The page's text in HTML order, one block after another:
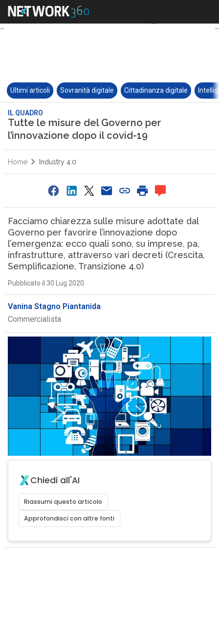
Ultimi articoli Sovranità digitale Cittadinanza digitale
IL QUADRO
Tutte le misure del Governo per
l’innovazione dopo il covid-19
Home Industry 4.0
Facciamo chiarezza sulle misure adottate dal
Governo per favorire l’innovazione dopo
l’emergenza: ecco quali sono, su imprese, pa,
infrastrutture, attraverso vari decreti (Crescita,
Semplificazione, Transizione 4.0)
Pubblicato il 30 Lug 2020
Vanina Stagno Piantanida
Commercialista
Chiedi all'AI
Riassumi questo articolo
Approfondisci con altre fonti